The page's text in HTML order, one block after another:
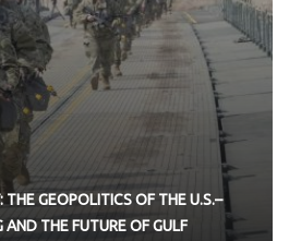
GEOPOLITICS OF THE U.S.–
AND THE FUTURE OF GULF